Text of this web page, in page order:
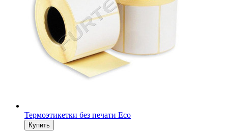
Термоэтикетки без печати Eco